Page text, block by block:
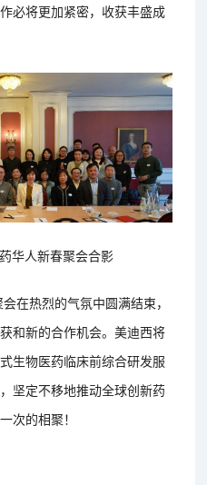
必将更加紧密，收获丰盛成
华人新春聚会合影
在热烈的气氛中圆满结束，
和新的合作机会。美迪西将
生物医药临床前综合研发服
坚定不移地推动全球创新药
次的相聚！